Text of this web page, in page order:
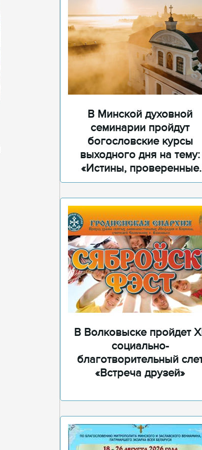
В Минской духовной
семинарии пройдут
богословские курсы
выходного дня на тему:
«Истины, проверенные
временем»
В Волковыске пройдет
социально-
благотворительный
«Встреча друзей»